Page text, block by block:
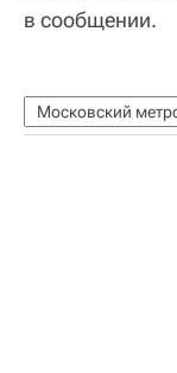
в сообщении.
Московский